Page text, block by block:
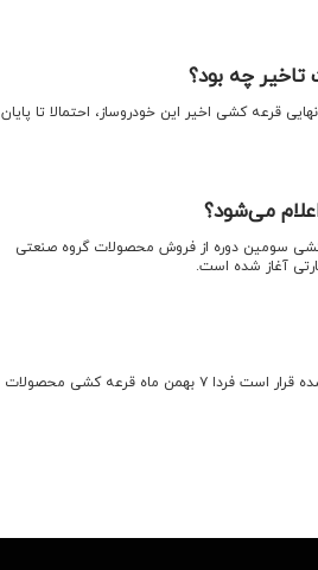
تاخیر چه بود؟
قرعه کشی اخیر این خودروساز، احتمالا تا پایان
می‌شود؟
مراسم قرعه‌کشی سومین دوره از فروش محصولات گروه صنعتی
آغاز شده است.
اقتصادنیوز: با اتمام ثبت نام و رفع مسدودی پول های بلوکه شده قرار است فردا ۷ بهمن ماه قرعه کشی محصولات